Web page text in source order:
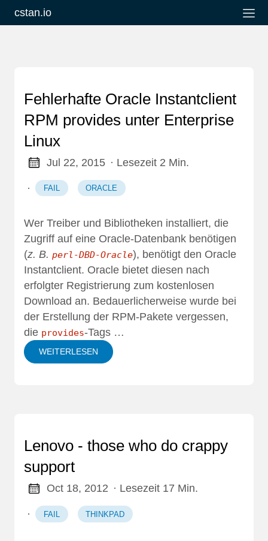
cstan.io
Fehlerhafte Oracle Instantclient
RPM provides unter Enterprise
Linux
Jul 22, 2015 · Lesezeit 2 Min.
· FAIL ORACLE
Wer Treiber und Bibliotheken installiert, die
Zugriff auf eine Oracle-Datenbank benötigen
(z. B. perl-DBD-Oracle), benötigt den Oracle
Instantclient. Oracle bietet diesen nach
erfolgter Registrierung zum kostenlosen
Download an. Bedauerlicherweise wurde bei
der Erstellung der RPM-Pakete vergessen,
die provides-Tags …
WEITERLESEN
Lenovo - those who do crappy
support
Oct 18, 2012 · Lesezeit 17 Min.
· FAIL THINKPAD